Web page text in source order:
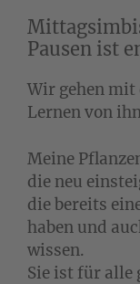
Pausen ist
Wir gehen mit
Lernen von
Meine
die neu
die bereits
haben und
wissen.
Sie ist für alle